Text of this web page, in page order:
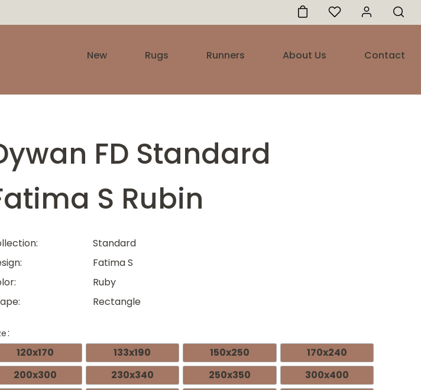
New Rugs Runners About Us Contact
FD Standard
S Rubin
Standard
Fatima S
Ruby
Rectangle
120x170 133x190 150x250
170x240
200x300
230x340 250x350
300x400